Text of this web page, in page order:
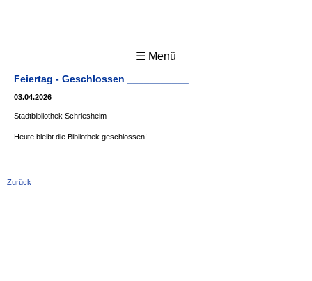
☰ Menü
Feiertag - Geschlossen ___________
03.04.2026
Stadtbibliothek Schriesheim
Heute bleibt die Bibliothek geschlossen!
Zurück